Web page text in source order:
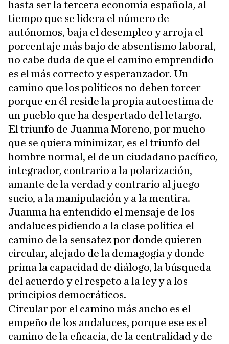
hasta ser la tercera economía española, al
tiempo que se lidera el número de
autónomos, baja el desempleo y arroja el
porcentaje más bajo de absentismo laboral,
no cabe duda de que el camino emprendido
es el más correcto y esperanzador. Un
camino que los políticos no deben torcer
porque en él reside la propia autoestima de
un pueblo que ha despertado del letargo.
El triunfo de Juanma Moreno, por mucho
que se quiera minimizar, es el triunfo del
hombre normal, el de un ciudadano pacífico,
integrador, contrario a la polarización,
amante de la verdad y contrario al juego
sucio, a la manipulación y a la mentira.
Juanma ha entendido el mensaje de los
andaluces pidiendo a la clase política el
camino de la sensatez por donde quieren
circular, alejado de la demagogia y donde
prima la capacidad de diálogo, la búsqueda
del acuerdo y el respeto a la ley y a los
principios democráticos.
Circular por el camino más ancho es el
empeño de los andaluces, porque ese es el
camino de la eficacia, de la centralidad y de